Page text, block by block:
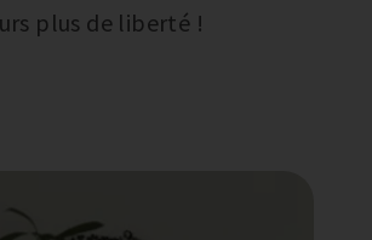
plus de liberté !